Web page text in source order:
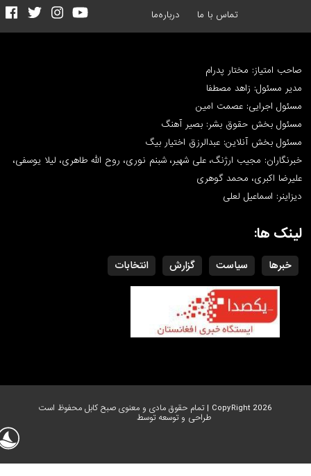
تماس با ما درباره‌ما
صاحب امتیاز: مختار پدرام
مدیر مسئول: زاهد مصطفا
مسئول اجرایی: عصمت امین
مسئول بخش حقوق بشر: بصیر آهنگ
مسئول بخش آنلاین: عبدالرزق اختیار بیگ
خبرنگاران: مجیب ارژنگ، علی شهیر، شبنم نوری، روح الله طاهری، لیلا یوسفی،
علیرضا اکبری، محمد گوهری
دیزاینر: اسماعیل لعلی
لینک ها:
خبرها سیاست گزارش انتخابات
CopyRight 2026 | تمام حقوق مادی و معنوی صبح کابل محفوظ است
طراحی و توسعه توسط